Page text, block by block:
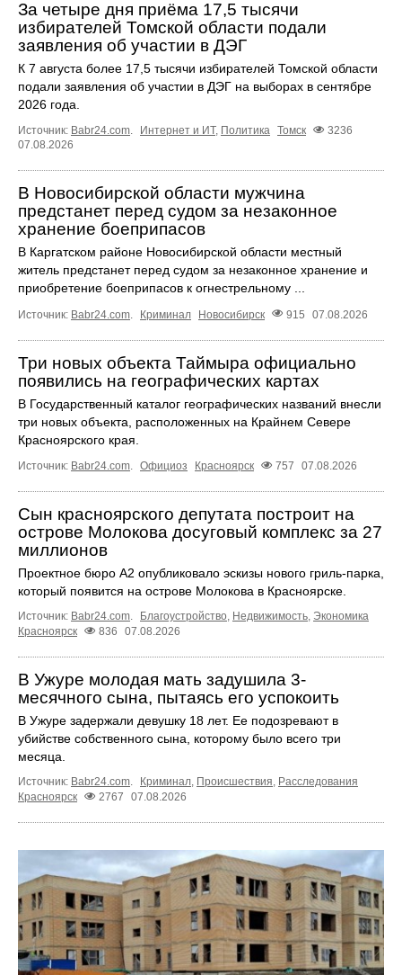
За четыре дня приёма 17,5 тысячи
избирателей Томской области подали
заявления об участии в ДЭГ
К 7 августа более 17,5 тысячи избирателей Томской области
подали заявления об участии в ДЭГ на выборах в сентябре
2026 года.
Источник: Babr24.com. Интернет и ИТ, Политика Томск
3236
07.08.2026
В Новосибирской области мужчина
предстанет перед судом за незаконное
хранение боеприпасов
В Каргатском районе Новосибирской области местный
житель предстанет перед судом за незаконное хранение и
приобретение боеприпасов к огнестрельному ...
Источник: Babr24.com Криминал Новосибирск 915 07.08.2026
Три новых объекта Таймыра официально
появились на географических картах
В Государственный каталог географических названий внесли
три новых объекта, расположенных на Крайнем Севере
Красноярского края.
Источник: Babr24.com Официоз Красноярск 757 07.08.2026
Сын красноярского депутата построит на
острове Молокова досуговый комплекс за 27
миллионов
Проектное бюро А2 опубликовало эскизы нового гриль-парка,
который появится на острове Молокова в Красноярске.
Источник: Babr24.com Благоустройство Недвижимость Экономика
Красноярск
836 07.08.2026
В Ужуре молодая мать задушила 3-
месячного сына, пытаясь его успокоить
В Ужуре задержали девушку 18 лет. Ее подозревают в
убийстве собственного сына, которому было всего три
месяца.
Источник: Babr24.com Криминал Происшествия Расследования
Красноярск
2767 07.08.2026